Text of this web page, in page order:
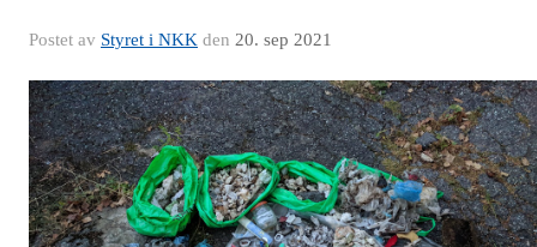
Postet av Styret i NKK den 20. sep 2021